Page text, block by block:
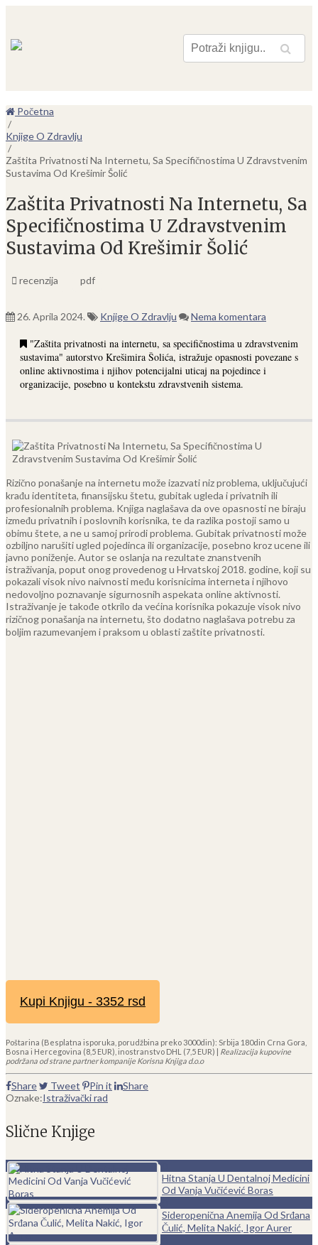
Pretraga
Početna
/
Knjige O Zdravlju
/
Zaštita Privatnosti Na Internetu, Sa Specifičnostima U Zdravstvenim
Sustavima Od Krešimir Šolić
Zaštita Privatnosti Na Internetu, Sa
Specifičnostima U Zdravstvenim
Sustavima Od Krešimir Šolić
recenzija pdf
26. Aprila 2024. Knjige O Zdravlju Nema komentara
"Zaštita privatnosti na internetu, sa specifičnostima u zdravstvenim
sustavima" autorstvo Krešimira Šolića, istražuje opasnosti povezane s
online aktivnostima i njihov potencijalni uticaj na pojedince i
organizacije, posebno u kontekstu zdravstvenih sistema.
Rizično ponašanje na internetu može izazvati niz problema, uključujući
krađu identiteta, finansijsku štetu, gubitak ugleda i privatnih ili
profesionalnih problema. Knjiga naglašava da ove opasnosti ne biraju
između privatnih i poslovnih korisnika, te da razlika postoji samo u
obimu štete, a ne u samoj prirodi problema. Gubitak privatnosti može
ozbiljno narušiti ugled pojedinca ili organizacije, posebno kroz ucene ili
javno poniženje. Autor se oslanja na rezultate znanstvenih
istraživanja, poput onog provedenog u Hrvatskoj 2018. godine, koji su
pokazali visok nivo naivnosti među korisnicima interneta i njihovo
nedovoljno poznavanje sigurnosnih aspekata online aktivnosti.
Istraživanje je takođe otkrilo da većina korisnika pokazuje visok nivo
rizičnog ponašanja na internetu, što dodatno naglašava potrebu za
boljim razumevanjem i praksom u oblasti zaštite privatnosti.
Kupi Knjigu - 3352 rsd
Poštarina (Besplatna isporuka, porudžbina preko 3000din): Srbija 180din Crna Gora,
Bosna i Hercegovina (8,5 EUR), inostranstvo DHL (7,5 EUR) | Realizacija kupovine
podržana od strane partner kompanije Korisna Knjiga d.o.o
Share Tweet Pin it
Share
Oznake:Istraživački rad
Slične Knjige
Hitna Stanja U Dentalnoj Medicini
Od Vanja Vučićević Boras
Sideropenična Anemija Od Srđana
Čulić, Melita Nakić, Igor Aurer